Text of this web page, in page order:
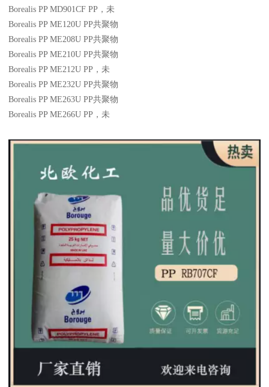
Borealis PP MD901CF PP ，未
Borealis PP ME120U PP共聚物
Borealis PP ME208U PP共聚物
Borealis PP ME210U PP共聚物
Borealis PP ME212U PP ，未
Borealis PP ME232U PP共聚物
Borealis PP ME263U PP共聚物
Borealis PP ME266U PP ，未